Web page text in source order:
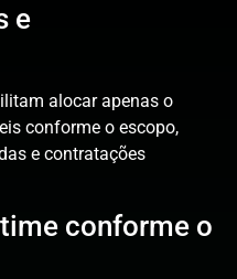
e
alocar apenas o
conforme o escopo,
e contratações
conforme o